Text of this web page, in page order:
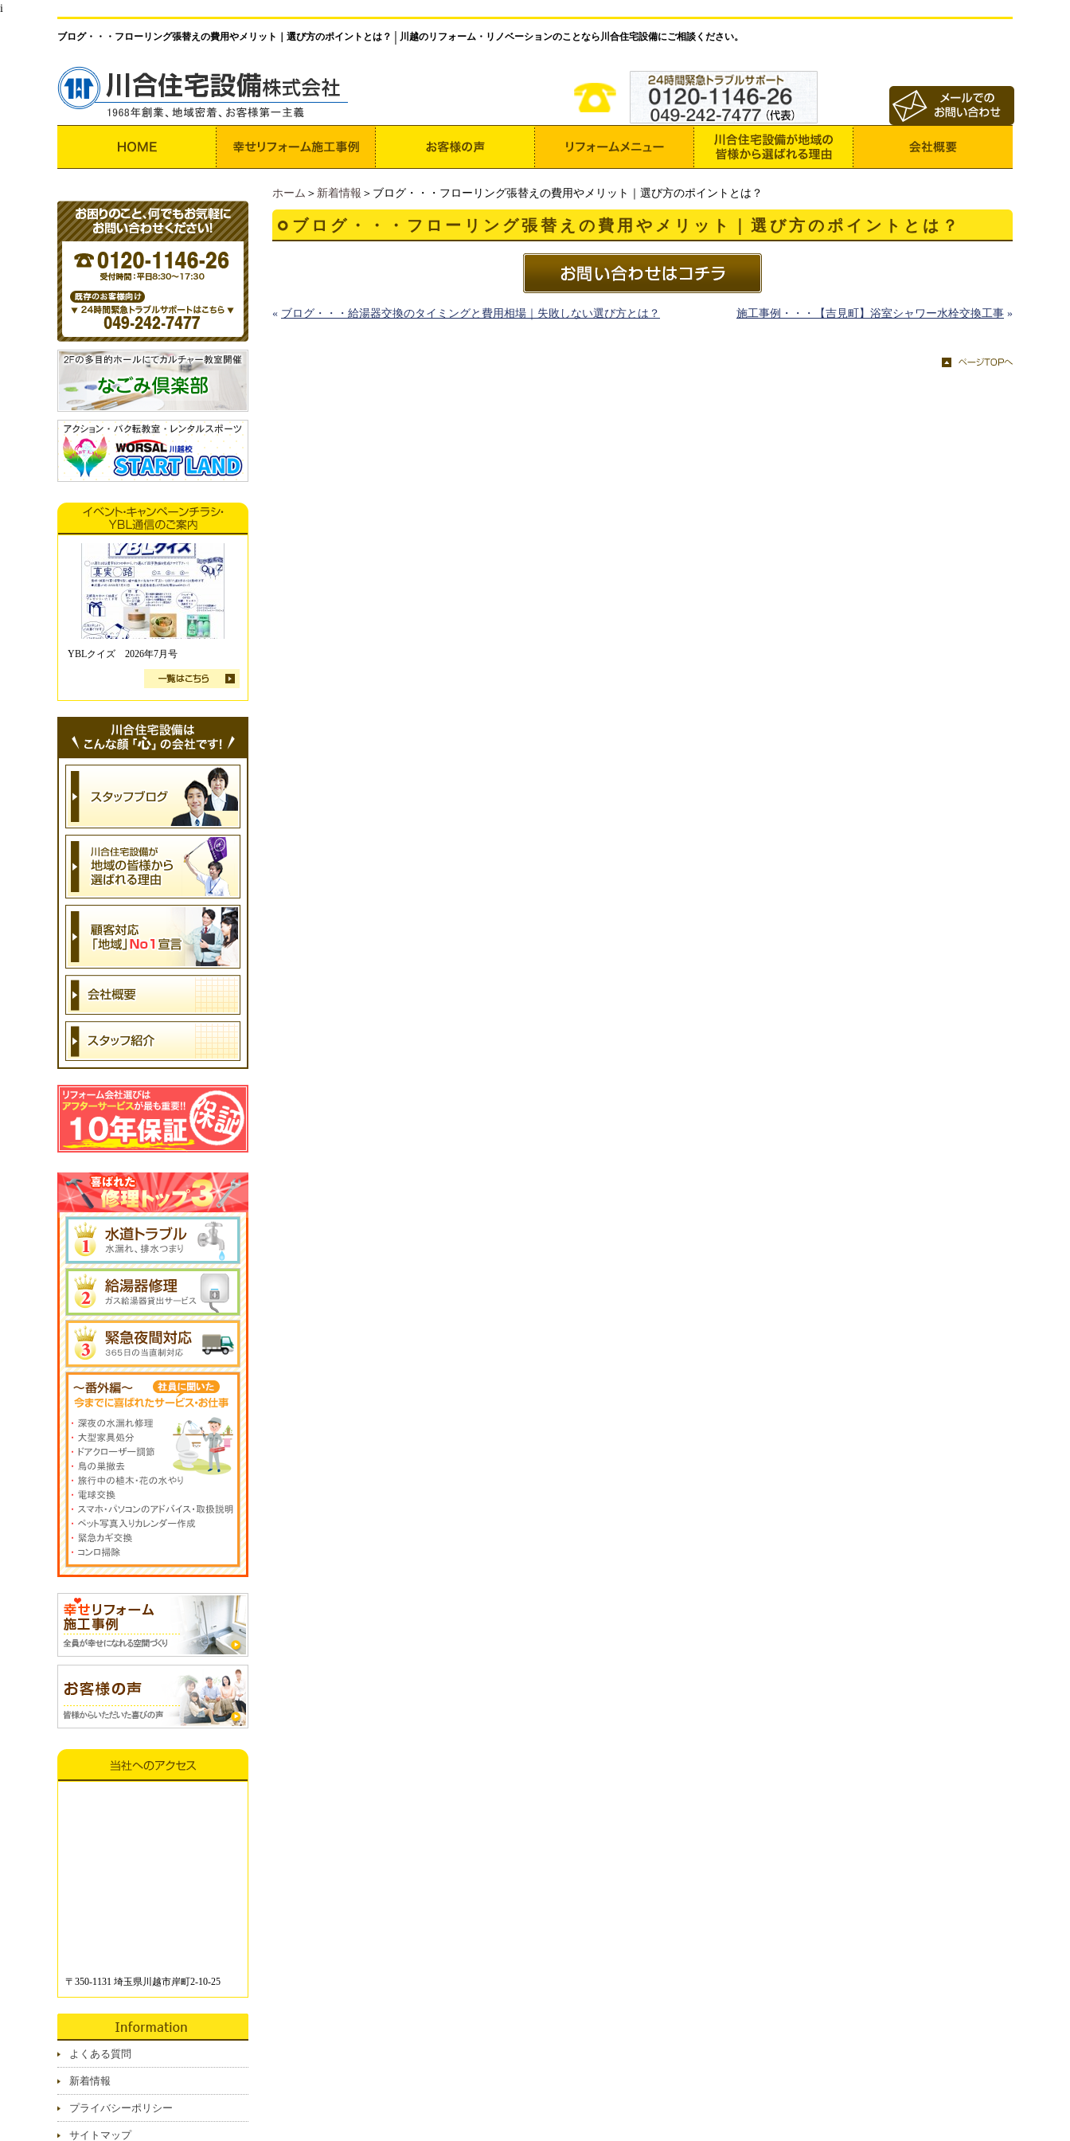
i
ブログ・・・フローリング張替えの費用やメリット｜選び方のポイントとは？ 川越のリフォーム・リノベーションのことなら川合住宅設備にご相談ください。
ホーム ＞ 新着情報 ＞ブログ・・・フローリング張替えの費用やメリット｜選び方のポイントとは？
ブログ・・・フローリング張替えの費用やメリット｜選び方のポイントとは？
« ブログ・・・給湯器交換のタイミングと費用相場｜失敗しない選び方とは？ 施工事例・・・【吉見町】浴室シャワー水栓交換工事 »
YBLクイズ 2026年7月号
〒350-1131 埼玉県川越市岸町2-10-25
よくある質問
新着情報
プライバシーポリシー
サイトマップ